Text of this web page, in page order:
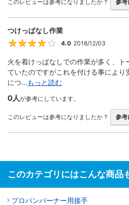
このレビューは参考になりましたか？ 参考
つけっぱなし作業
4
4.0 2018/12/03
火を着けっぱなしでの作業が多く、ト
ていたのですがこれを付ける事により
につ...もっと読む
0人が参考にしています。
このレビューは参考になりましたか？ 参考
このカテゴリにはこんな商品
プロパンバーナー用接手